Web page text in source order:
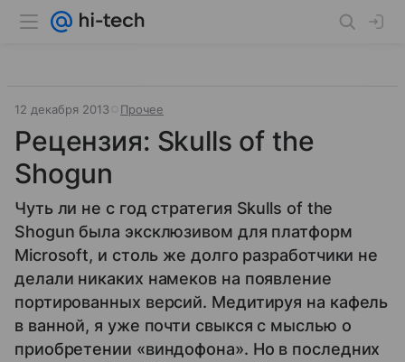
12 декабря 2013 Прочее
Рецензия: Skulls of the
Shogun
Чуть ли не с год стратегия Skulls of the
Shogun была эксклюзивом для платформ
Microsoft, и столь же долго разработчики не
делали никаких намеков на появление
портированных версий. Медитируя на кафель
в ванной, я уже почти свыкся с мыслью о
приобретении «виндофона». Но в последних